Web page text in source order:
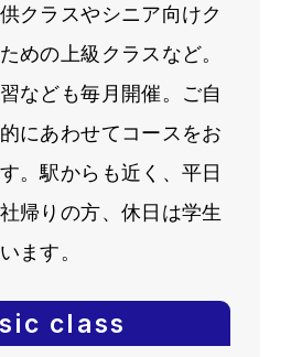
クラスやシニア向けク
めの上級クラスなど。
なども毎月開催。ご自
にあわせてコースをお
。駅からも近く、平日
帰りの方、休日は学生
ます。
class